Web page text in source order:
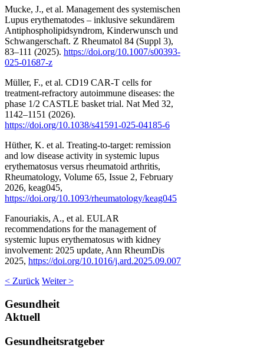
Mucke, J., et al. Management des systemischen
Lupus erythematodes – inklusive sekundärem
Antiphospholipidsyndrom, Kinderwunsch und
Schwangerschaft. Z Rheumatol 84 (Suppl 3),
83–111 (2025). https://doi.org/10.1007/s00393-
025-01687-z
Müller, F., et al. CD19 CAR-T cells for
treatment-refractory autoimmune diseases: the
phase 1/2 CASTLE basket trial. Nat Med 32,
1142–1151 (2026).
https://doi.org/10.1038/s41591-025-04185-6
Hüther, K. et al. Treating-to-target: remission
and low disease activity in systemic lupus
erythematosus versus rheumatoid arthritis,
Rheumatology, Volume 65, Issue 2, February
2026, keag045,
https://doi.org/10.1093/rheumatology/keag045
Fanouriakis, A., et al. EULAR
recommendations for the management of
systemic lupus erythematosus with kidney
involvement: 2025 update, Ann RheumDis
2025, https://doi.org/10.1016/j.ard.2025.09.007
< Zurück Weiter >
Gesundheit
Aktuell
Gesundheitsratgeber